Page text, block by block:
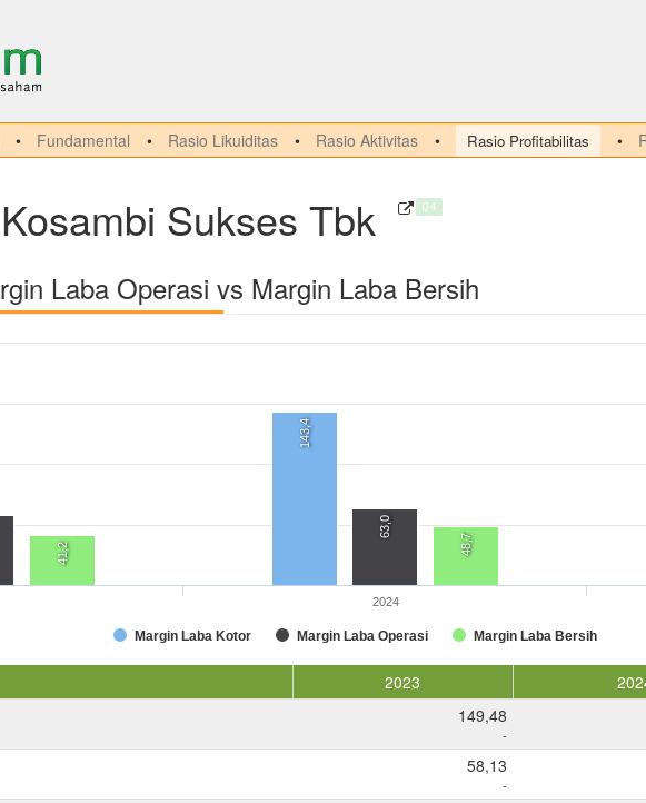
Fundamental Rasio Likuiditas Rasio Aktivitas Rasio Profitabilitas
Sukses Tbk Q4
Laba Operasi vs Margin Laba Bersih
143,4
63,0
41,2 48,7
Margin Laba Kotor Margin Laba Operasi Margin Laba Bersih
2024
2023
149,48
-
58,13
-